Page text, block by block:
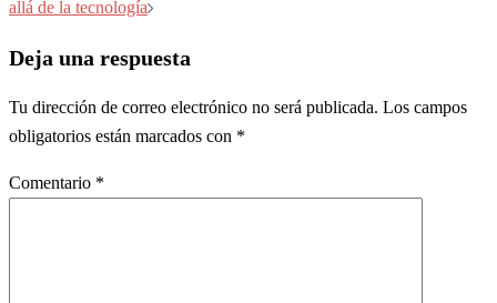
allá de la tecnología
Deja una respuesta
Tu dirección de correo electrónico no será publicada. Los campos
obligatorios están marcados con *
Comentario *